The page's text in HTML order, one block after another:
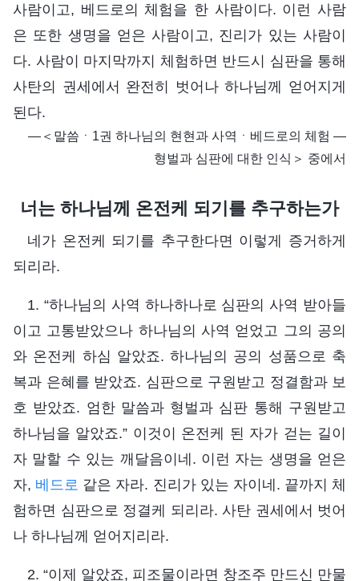
사람이고, 베드로의 체험을 한 사람이다. 이런 사람
은 또한 생명을 얻은 사람이고, 진리가 있는 사람이
다. 사람이 마지막까지 체험하면 반드시 심판을 통해
사탄의 권세에서 완전히 벗어나 하나님께 얻어지게
된다.
―＜말씀ㆍ1권 하나님의 현현과 사역ㆍ베드로의 체험 ―
형벌과 심판에 대한 인식＞ 중에서
너는 하나님께 온전케 되기를 추구하는가
네가 온전케 되기를 추구한다면 이렇게 증거하게
되리라.
1. “하나님의 사역 하나하나로 심판의 사역 받아들
이고 고통받았으나 하나님의 사역 얻었고 그의 공의
와 온전케 하심 알았죠. 하나님의 공의 성품으로 축
복과 은혜를 받았죠. 심판으로 구원받고 정결함과 보
호 받았죠. 엄한 말씀과 형벌과 심판 통해 구원받고
하나님을 알았죠.” 이것이 온전케 된 자가 걷는 길이
자 말할 수 있는 깨달음이네. 이런 자는 생명을 얻은
자, 베드로 같은 자라. 진리가 있는 자이네. 끝까지 체
험하면 심판으로 정결케 되리라. 사탄 권세에서 벗어
나 하나님께 얻어지리라.
2. “이제 알았죠, 피조물이라면 창조주 만드신 만물